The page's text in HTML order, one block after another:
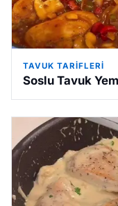
TAVUK TARIFLERI
Soslu Tavuk